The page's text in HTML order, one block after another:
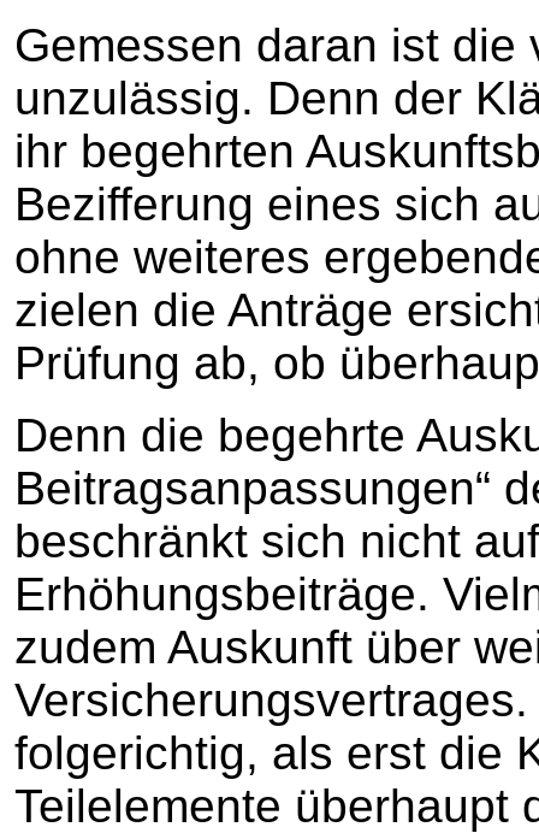
Gemessen daran ist
unzulässig. Denn der
ihr begehrten
Bezifferung eines sich
ohne weiteres
zielen die Anträge
Prüfung ab, ob
Denn die begehrte
Beitragsanpassungen“
beschränkt sich nicht
Erhöhungsbeiträge.
zudem Auskunft über
folgerichtig, als erst die
Teilelemente überhaupt